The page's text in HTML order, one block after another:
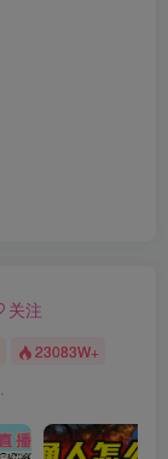
关注
23083W+